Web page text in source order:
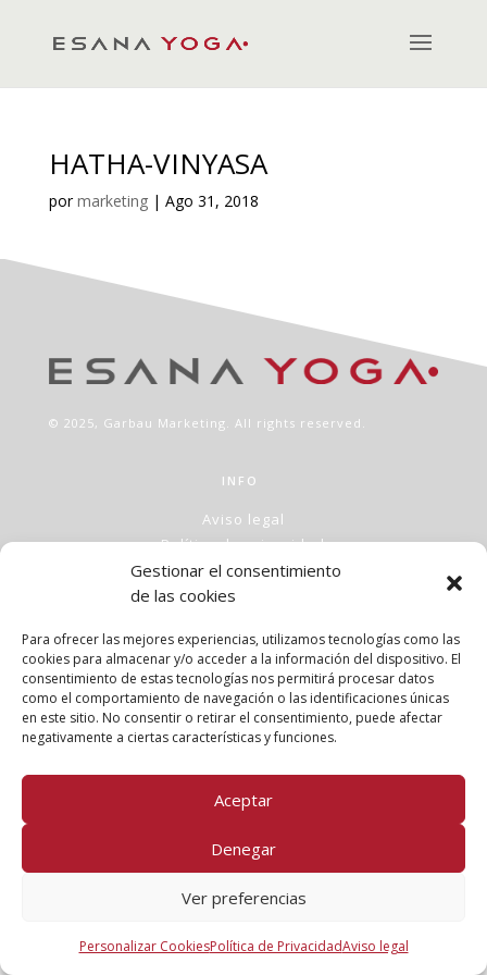
Gestionar el consentimiento
de las cookies
Para ofrecer las mejores experiencias, utilizamos tecnologías como las
cookies para almacenar y/o acceder a la información del dispositivo. El
consentimiento de estas tecnologías nos permitirá procesar datos
como el comportamiento de navegación o las identificaciones únicas
en este sitio. No consentir o retirar el consentimiento, puede afectar
negativamente a ciertas características y funciones.
Aceptar
Denegar
Ver preferencias
Personalizar CookiesPolítica de PrivacidadAviso legal
HATHA-VINYASA
pormarketing| Ago 31, 2018
© 2025, Garbau Marketing. All rights reserved.
INFO
Aviso legal
Política de privacidad
Política de cookies
Clases
Conócenos
FOLLOW US!